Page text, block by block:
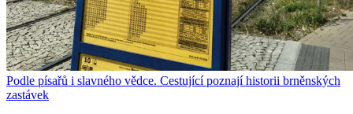
Podle písařů i slavného vědce. Cestující poznají historii brněnských
zastávek